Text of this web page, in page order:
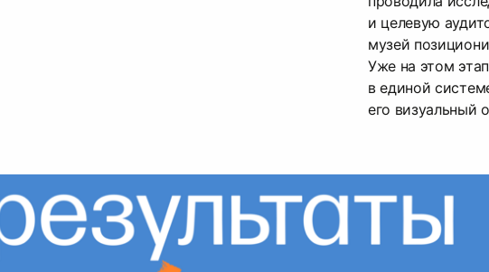
и целевую
музей
Уже на этом
в единой
его визуальный